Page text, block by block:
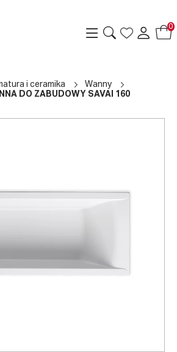
0
i ceramika
Wanny
DO ZABUDOWY SAVAI 160